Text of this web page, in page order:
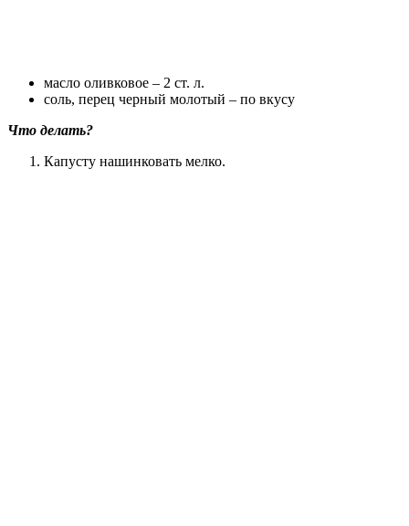
масло оливковое – 2 ст. л.
соль, перец черный молотый – по вкусу
Что делать?
Капусту нашинковать мелко.